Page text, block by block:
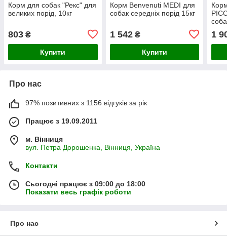
Корм для собак "Рекс" для
великих порід, 10кг
803 ₴
Купити
Корм Benvenuti MEDI для
собак середніх порід 15кг
1 542₴
Купити
1
Про нас
97% позитивних з 1156 відгуків за рік
Працює з 19.09.2011
м. Вінниця
вул. Петра Дорошенка, Вінниця, Україна
Контакти
Сьогодні працює з 09:00 до 18:00
Показати весь графік роботи
Про нас